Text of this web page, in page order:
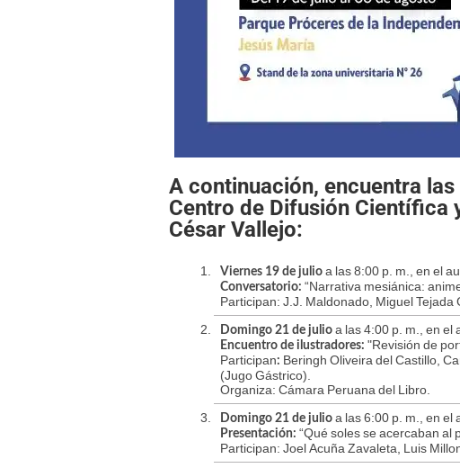
A continuación, encuentra
Centro de Difusión Científica
César Vallejo:
Viernes 19 de julio a las 8:00 p. m., en el
Conversatorio: “Narrativa mesiánica:
Participan: J.J. Maldonado, Miguel Tejada
Domingo 21 de julio a las 4:00 p. m., en el
Encuentro de ilustradores: "Revisión de
Participan: Beringh Oliveira del Castillo,
(Jugo Gástrico).
Organiza: Cámara Peruana del Libro.
Domingo 21 de julio a las 6:00 p. m., en el
Presentación: “Qué soles se acercaban al
Participan: Joel Acuña Zavaleta, Luis